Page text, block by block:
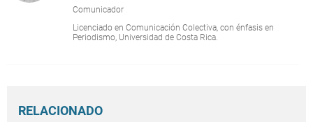
Comunicador
Licenciado en Comunicación Colectiva, con énfasis en
Periodismo, Universidad de Costa Rica.
RELACIONADO